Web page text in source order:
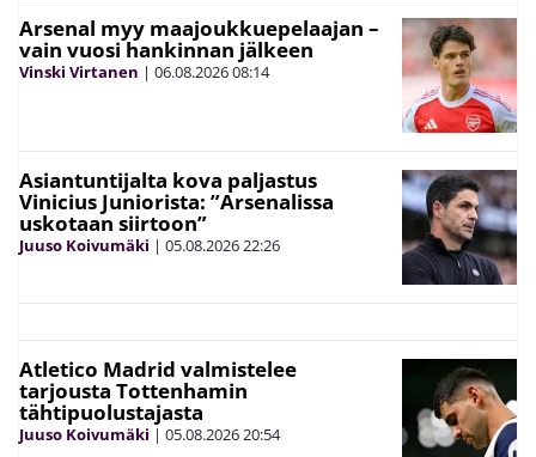
Arsenal myy maajoukkuepelaajan –
vain vuosi hankinnan jälkeen
Vinski Virtanen | 06.08.202608:14
Asiantuntijalta kova paljastus
Vinicius Juniorista: ”Arsenalissa
uskotaan siirtoon”
Juuso Koivumäki | 05.08.202622:26
Atletico Madrid valmistelee
tarjousta Tottenhamin
tähtipuolustajasta
Juuso Koivumäki | 05.08.202620:54